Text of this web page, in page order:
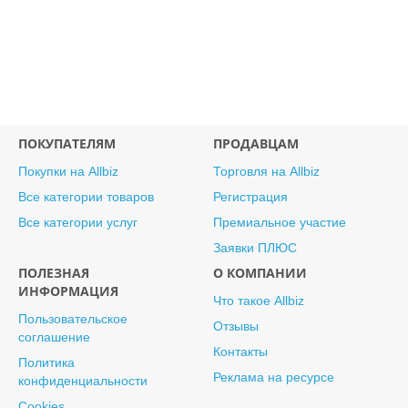
ПОКУПАТЕЛЯМ
Покупки на Allbiz
Все категории товаров
Все категории услуг
ПРОДАВЦАМ
Торговля на Allbiz
Регистрация
Премиальное участие
Заявки ПЛЮС
ПОЛЕЗНАЯ
ИНФОРМАЦИЯ
Пользовательское
соглашение
Политика
конфиденциальности
О КОМПАНИИ
Что такое Allbiz
Отзывы
Контакты
Реклама на ресурсе